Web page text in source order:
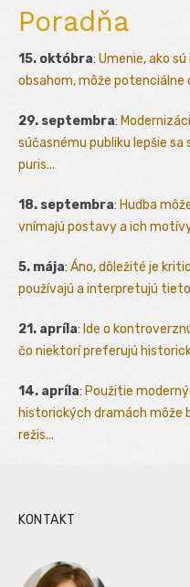
Poradňa
15. októbra: Umenie, ako
obsahom, môže potenciálne
29. septembra:
súčasnému publiku lepšie
puris...
18. septembra: Hudba
vnímajú postavy a ich
5. mája: Áno, dôležité je
používajú a interpretujú
21. apríla: Ide o
čo niektorí preferujú
14. apríla: Použitie
historických dramách môže
režis...
KONTAKT